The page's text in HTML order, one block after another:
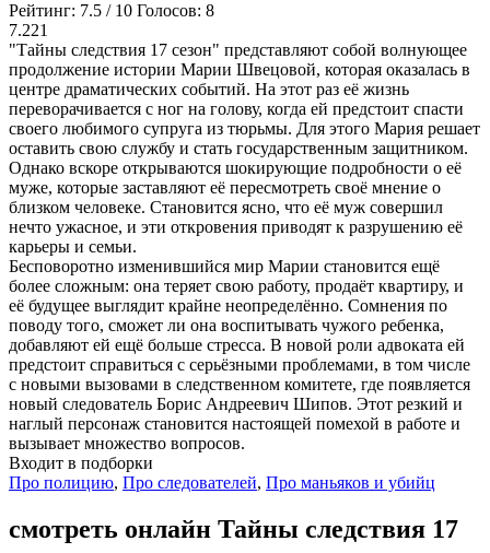
Рейтинг: 7.5 / 10 Голосов: 8
7.221
"Тайны следствия 17 сезон" представляют собой волнующее
продолжение истории Марии Швецовой, которая оказалась в
центре драматических событий. На этот раз её жизнь
переворачивается с ног на голову, когда ей предстоит спасти
своего любимого супруга из тюрьмы. Для этого Мария решает
оставить свою службу и стать государственным защитником.
Однако вскоре открываются шокирующие подробности о её
муже, которые заставляют её пересмотреть своё мнение о
близком человеке. Становится ясно, что её муж совершил
нечто ужасное, и эти откровения приводят к разрушению её
карьеры и семьи.
Бесповоротно изменившийся мир Марии становится ещё
более сложным: она теряет свою работу, продаёт квартиру, и
её будущее выглядит крайне неопределённо. Сомнения по
поводу того, сможет ли она воспитывать чужого ребенка,
добавляют ей ещё больше стресса. В новой роли адвоката ей
предстоит справиться с серьёзными проблемами, в том числе
с новыми вызовами в следственном комитете, где появляется
новый следователь Борис Андреевич Шипов. Этот резкий и
наглый персонаж становится настоящей помехой в работе и
вызывает множество вопросов.
Входит в подборки
Про полицию, Про следователей, Про маньяков и убийц
смотреть онлайн Тайны следствия 17